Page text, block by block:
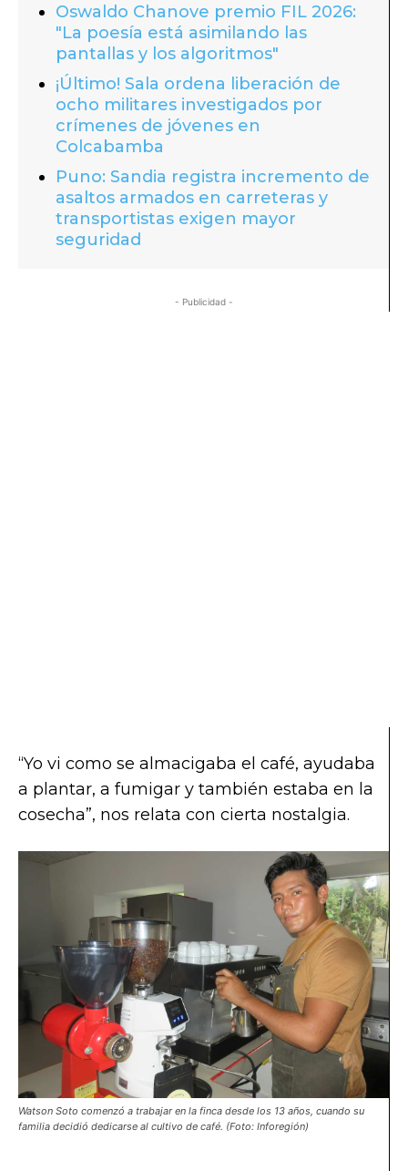
Oswaldo Chanove premio FIL 2026:
"La poesía está asimilando las
pantallas y los algoritmos"
¡Último! Sala ordena liberación de
ocho militares investigados por
crímenes de jóvenes en
Colcabamba
Puno: Sandia registra incremento de
asaltos armados en carreteras y
transportistas exigen mayor
seguridad
- Publicidad -
“Yo vi como se almacigaba el café, ayudaba
a plantar, a fumigar y también estaba en la
cosecha”, nos relata con cierta nostalgia.
Watson Soto comenzó a trabajar en la finca desde los 13 años, cuando su
familia decidió dedicarse al cultivo de café. (Foto: Inforegión)